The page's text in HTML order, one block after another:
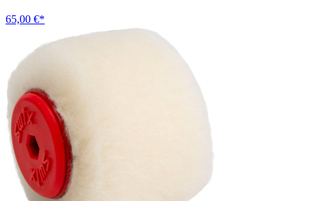
65,00 €*